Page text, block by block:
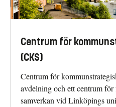
Centrum för
(CKS)
Centrum för
avdelning och ett centrum
samverkan vid Linköpings